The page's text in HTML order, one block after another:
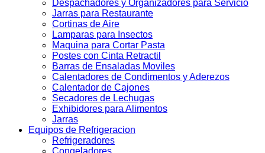
Despachadores y Organizadores para Servicio
Jarras para Restaurante
Cortinas de Aire
Lamparas para Insectos
Maquina para Cortar Pasta
Postes con Cinta Retractil
Barras de Ensaladas Moviles
Calentadores de Condimentos y Aderezos
Calentador de Cajones
Secadores de Lechugas
Exhibidores para Alimentos
Jarras
Equipos de Refrigeracion
Refrigeradores
Congeladores